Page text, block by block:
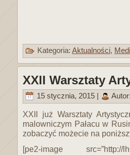
Kategoria: Aktualności,
XXII Warsztaty
15 stycznia, 2015 |
XXII już Warsztaty
malowniczym Pałacu w
zobaczyć możecie na
[pe2-image src=”http://